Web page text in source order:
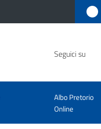
Seguici su
Albo Pretorio
Online